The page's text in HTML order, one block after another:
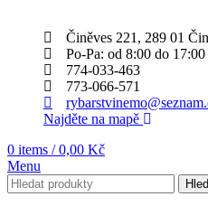
Činěves 221, 289 01
Po-Pa: od 8:00 do 17:00
774-033-463
773-066-571
Najděte na mapě
0 items / 0,00 Kč
Menu